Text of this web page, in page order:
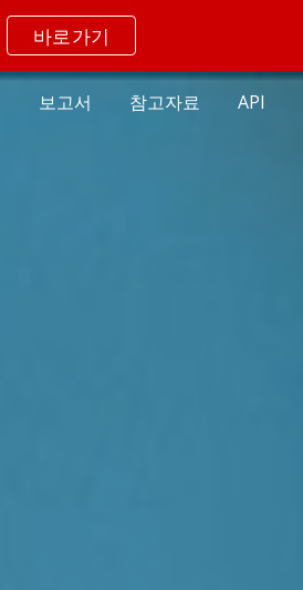
Skip to navigation
바로가기
보고서 참고자료 API